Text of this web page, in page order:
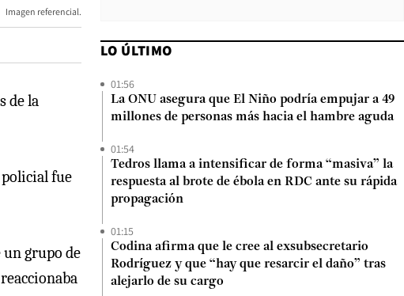
Imagen referencial.
de la
fue
un grupo de
LO ÚLTIMO
01:56
La ONU asegura que El Niño podría empujar a 49
millones de personas más hacia el hambre aguda
01:54
Tedros llama a intensificar de forma “masiva” la
respuesta al brote de ébola en RDC ante su rápida
propagación
01:15
Codina afirma que le cree al exsubsecretario
Rodríguez y que “hay que resarcir el daño” tras
alejarlo de su cargo